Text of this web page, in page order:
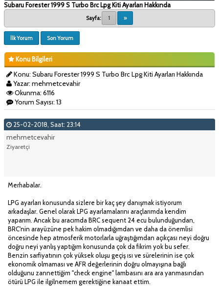
Subaru Forester 1999 S Turbo Brc Lpg Kiti Ayarları Hakkında
Sayfa: 1 »
İlk Yorum Son Yorum
Konu Bilgileri
Konu: Subaru Forester 1999 S Turbo Brc Lpg Kiti Ayarları Hakkında
Yazar: mehmetcevahir
Okunma: 6116
Yorum Sayısı: 13
25-02-2018, Saat: 23:14
mehmetcevahir
Ziyaretçi
Merhabalar.
LPG ayarları konusunda sizlere bir kaç şey danışmak istiyorum
arkadaşlar. Genel olarak LPG ayarlamalarını araçlarımda kendim
yaparım. Ancak bu aracımda BRC sequent 24 ecu bulunduğundan,
BRC'nin arayüzüne pek hakim olmadığımdan ve daha da önemlisi
öncesinde hep atmosferik motorlarla uğraştığımdan açıkçası neyi doğru
doğru neyi yanlış yaptığım konusunda çok da fikrim yok bu sefer.
Benzin sarfiyatının çok yüksek oluşu geçiş ısı ve sürelerinin ise çok
ekonomik olmaması ve AFR değerlerinin doğru olmayışına bağlı
olduğunu zannettiğim "check engine" lambasını ara ara yanmasından
ötürü LPG ile ilgilnemem gerektiğine kanaat ettim.